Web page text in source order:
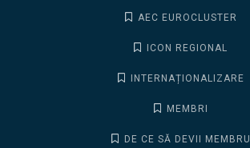
AEC EUROCLUSTER
ICON REGIONAL
INTERNAȚIONALIZARE
MEMBRI
DE CE SĂ DEVII MEMBRU